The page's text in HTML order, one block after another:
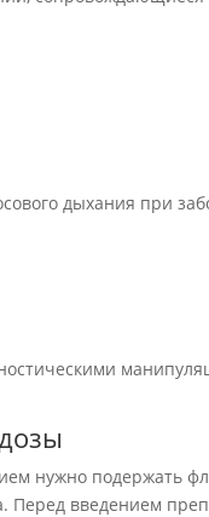
дыхания при
нужно подержать
Перед введением